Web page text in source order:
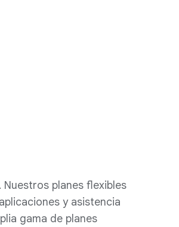
planes flexibles
y asistencia
gama de planes